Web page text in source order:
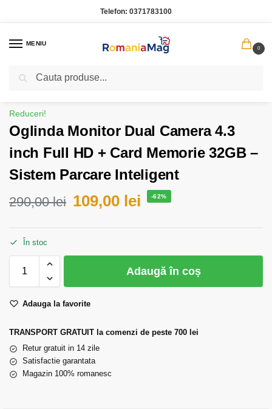
Telefon: 0371783100
MENIU
0
Prima pagină / Auto, Sport si Recreere
Reduceri!
Oglinda Monitor Dual Camera 4.3
inch Full HD + Card Memorie 32GB –
Sistem Parcare Inteligent
290,00lei 109,00 lei -62%
În stoc
Adaugă în coș
Adauga la favorite
TRANSPORT GRATUIT la comenzi de peste 700 lei
Retur gratuit in 14 zile
Satisfactie garantata
Magazin 100% romanesc